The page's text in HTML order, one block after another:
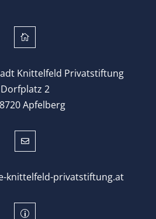

Knittelfeld Privatstiftung
Dorfplatz 2
Apfelberg

knittelfeld-privatstiftung.at
p